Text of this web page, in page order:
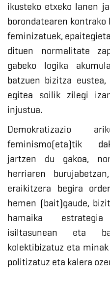
ikusteko etxeko lanen
borondatearen
feminizatuek,
dituen normalitate
gabeko logika
batzuen bizitza
egitea soilik zilegi
injustua.
Demokratizazio
feminismo(eta)tik
jartzen du gakoa,
herriaren
eraikitzera begira
hemen (bait)gaude,
hamaika
isiltasunean eta
kolektibizatuz eta
politizatuz eta kalera